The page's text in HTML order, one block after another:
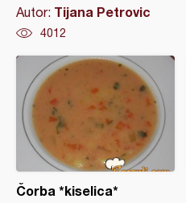
Autor: Tijana Petrovic
4012
Čorba *kiselica*